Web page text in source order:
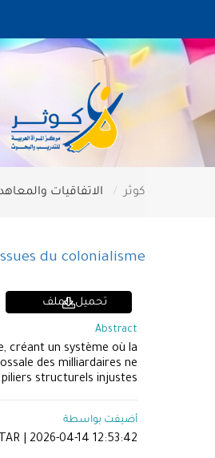
كوثر الاتفاقيات
du colonialisme
تحميل الملف
Abstract
créant un système où la
des milliardaires ne
structurels injustes
أضيفت بواسطة
| 2026-04-14 12:53:42